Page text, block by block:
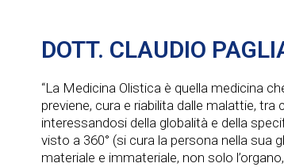
DOTT. CLAUDIO
“La Medicina Olistica è quella medicina
previene, cura e riabilita dalle malattie, tra
interessandosi della globalità e della
visto a 360° (si cura la persona nella sua
materiale e immateriale, non solo